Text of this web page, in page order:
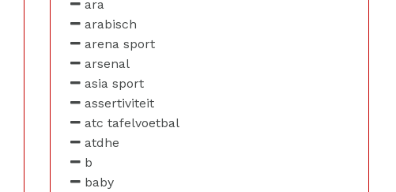
ara
arabisch
arena sport
arsenal
asia sport
assertiviteit
atc tafelvoetbal
atdhe
b
baby